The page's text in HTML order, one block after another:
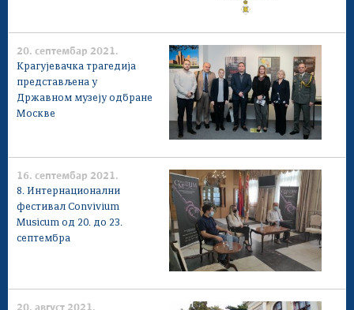
20. септембар 2021.
Крагујевачка трагедија
представљена у
Државном музеју одбране
Москве
16. септембар 2021.
8. Интернационални
фестивал Convivium
Musicum од 20. до 23.
септембра
20. август 2021.